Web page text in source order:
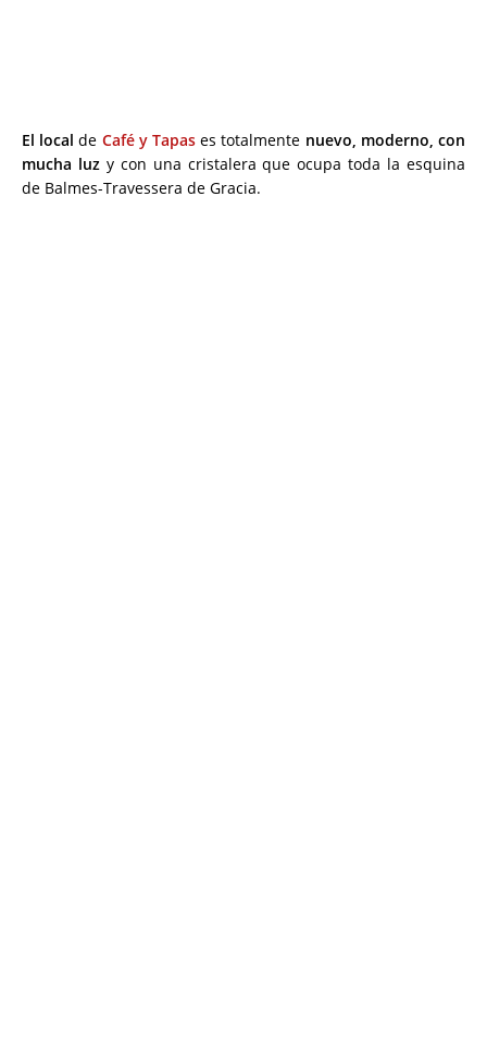
El local de Café y Tapas es totalmente nuevo, moderno, con
mucha luz y con una cristalera que ocupa toda la esquina
de Balmes-Travessera de Gracia.